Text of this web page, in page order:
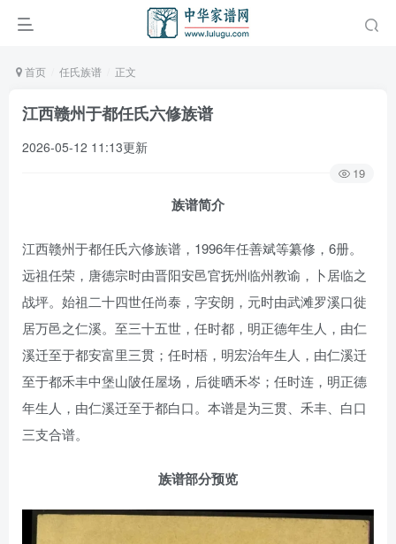
首页 任氏族谱 正文
江西赣州于都任氏六修族谱
2026-05-12 11:13更新
19
族谱简介
江西赣州于都任氏六修族谱，1996年任善斌等纂修，6册。
远祖任荣，唐德宗时由晋阳安邑官抚州临州教谕，卜居临之
战坪。始祖二十四世任尚泰，字安朗，元时由武滩罗溪口徙
居万邑之仁溪。至三十五世，任时都，明正德年生人，由仁
溪迁至于都安富里三贯；任时梧，明宏治年生人，由仁溪迁
至于都禾丰中堡山陂任屋场，后徙晒禾岑；任时连，明正德
年生人，由仁溪迁至于都白口。本谱是为三贯、禾丰、白口
三支合谱。
族谱部分预览